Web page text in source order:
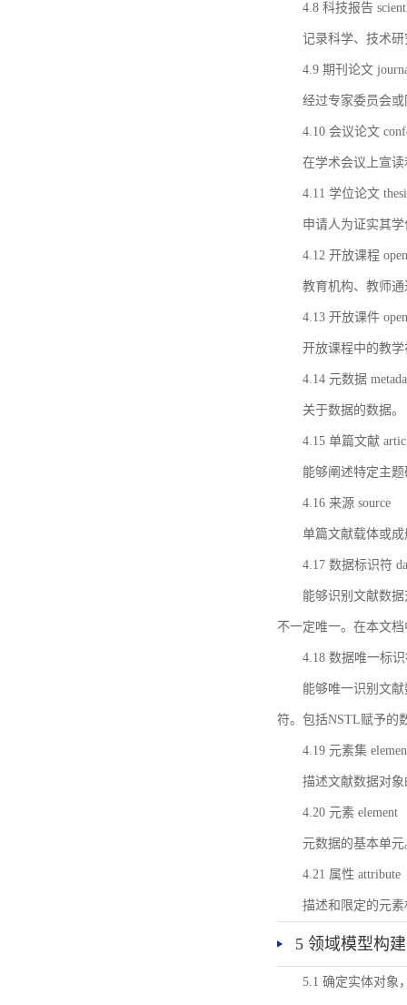
4.8 科技报告
记录科学、技术
4.9 期刊论文
经过专家委员会
4.10 会议论文
在学术会议上宣
4.11 学位论文
申请人为证实其
4.12 开放课程
教育机构、教师
4.13 开放课件
开放课程中的教
4.14 元数据
关于数据的数据。
4.15 单篇文献
能够阐述特定主
4.16 来源 source
单篇文献载体或
4.17 数据标识符
能够识别文献数
不一定唯一。在本文
4.18 数据唯一标
能够唯一识别文
符。包括NSTL赋予的
4.19 元素集
描述文献数据对
4.20 元素 element
元数据的基本单元
4.21 属性 attribute
描述和限定的元
5 领域模型构建
5.1 确定实体对象